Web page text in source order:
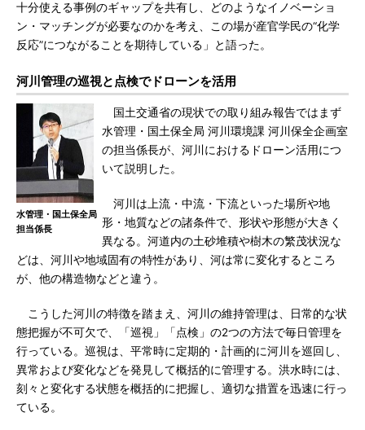
十分使える事例のギャップを共有し、どのようなイノベーショ
ン・マッチングが必要なのかを考え、この場が産官学民の“化学
反応”につながることを期待している」と語った。
河川管理の巡視と点検でドローンを活用
水管理・国土保全局
担当係長
国土交通省の現状での取り組み報告ではまず
水管理・国土保全局 河川環境課 河川保全企画室
の担当係長が、河川におけるドローン活用につ
いて説明した。
河川は上流・中流・下流といった場所や地
形・地質などの諸条件で、形状や形態が大きく
異なる。河道内の土砂堆積や樹木の繁茂状況な
どは、河川や地域固有の特性があり、河は常に変化するところ
が、他の構造物などと違う。
こうした河川の特徴を踏まえ、河川の維持管理は、日常的な状
態把握が不可欠で、「巡視」「点検」の2つの方法で毎日管理を
行っている。巡視は、平常時に定期的・計画的に河川を巡回し、
異常および変化などを発見して概括的に管理する。洪水時には、
刻々と変化する状態を概括的に把握し、適切な措置を迅速に行っ
ている。